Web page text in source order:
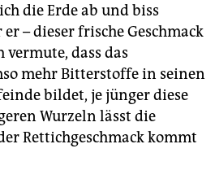
die Erde ab und biss
– dieser frische Geschmack
dass das
mehr Bitterstoffe in seinen
bildet, je jünger diese
Wurzeln lässt die
Rettichgeschmack kommt